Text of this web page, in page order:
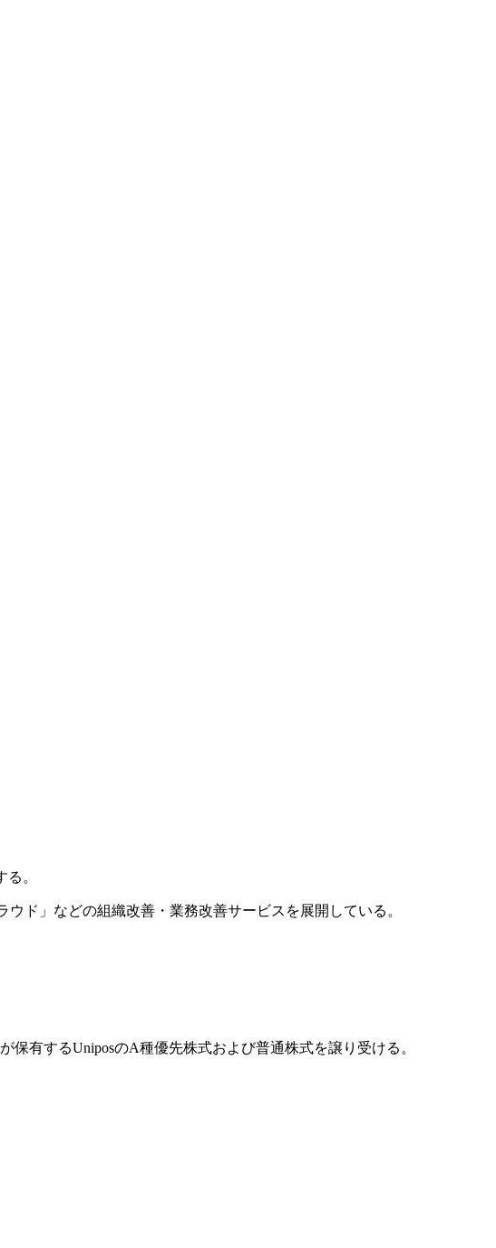
。
ド」などの組織改善・業務改善サービスを展開している。
保有するUniposのA種優先株式および普通株式を譲り受ける。